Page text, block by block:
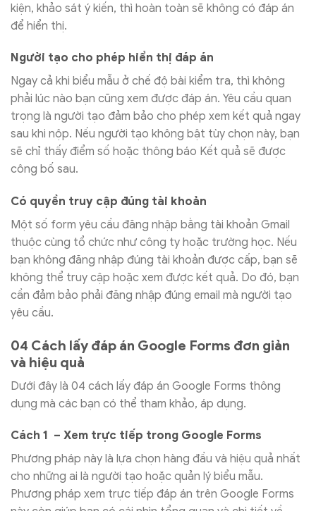
kiện, khảo sát ý kiến, thì hoàn toàn sẽ không có đáp án
để hiển thị.
Người tạo cho phép hiển thị đáp án
Ngay cả khi biểu mẫu ở chế độ bài kiểm tra, thì không
phải lúc nào bạn cũng xem được đáp án. Yêu cầu quan
trọng là người tạo đảm bảo cho phép xem kết quả ngay
sau khi nộp. Nếu người tạo không bật tùy chọn này, bạn
sẽ chỉ thấy điểm số hoặc thông báo Kết quả sẽ được
công bố sau.
Có quyền truy cập đúng tài khoản
Một số form yêu cầu đăng nhập bằng tài khoản Gmail
thuộc cùng tổ chức như công ty hoặc trường học. Nếu
bạn không đăng nhập đúng tài khoản được cấp, bạn sẽ
không thể truy cập hoặc xem được kết quả. Do đó, bạn
cần đảm bảo phải đăng nhập đúng email mà người tạo
yêu cầu.
04 Cách lấy đáp án Google Forms đơn giản
và hiệu quả
Dưới đây là 04 cách lấy đáp án Google Forms thông
dụng mà các bạn có thể tham khảo, áp dụng.
Cách 1 – Xem trực tiếp trong Google Forms
Phương pháp này là lựa chọn hàng đầu và hiệu quả nhất
cho những ai là người tạo hoặc quản lý biểu mẫu.
Phương pháp xem trực tiếp đáp án trên Google Forms